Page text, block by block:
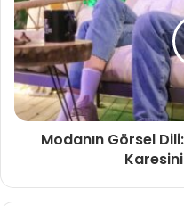
Modanın Görsel